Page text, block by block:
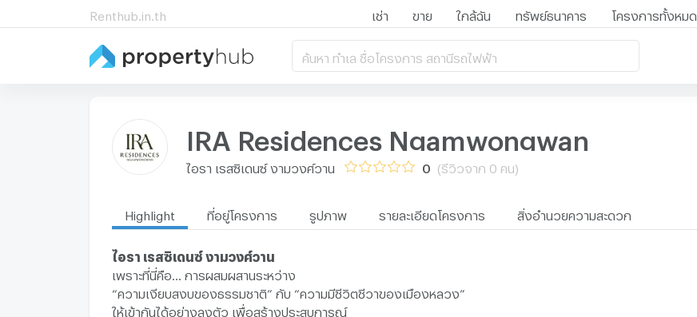
Renthub.in.th เช่า ขาย ใกล้ฉัน ทรัพย์ธนาคาร โครงการทั้งหมด
ค้นหา ทำเล ชื่อโครงการ สถานีรถไฟฟ้า
IRA Residences Ngamwongwan
ไอรา เรสซิเดนซ์ งามวงศ์วาน 0 (รีวิวจาก 0 คน)
Highlight ที่อยู่โครงการ รูปภาพ รายละเอียดโครงการ สิ่งอำนวยความสะดวก
ไอรา เรสซิเดนซ์ งามวงศ์วาน
เพราะที่นี่คือ… การผสมผสานระหว่าง
“ความเงียบสงบของธรรมชาติ” กับ “ความมีชีวิตชีวาของเมืองหลวง”
ให้เข้ากันได้อย่างลงตัว เพื่อสร้างประสบการณ์